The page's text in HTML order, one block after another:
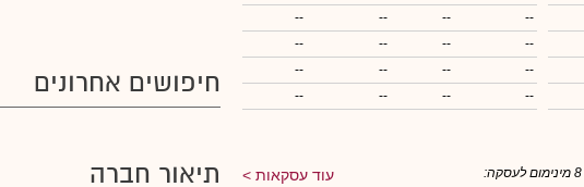
--
--
--
--
--
--
--
--
--
--
--
--
--
--
--
--
עוד עסקאות 8 מינימום לעסקה:
חיפושים אחרונים
תיאור חברה